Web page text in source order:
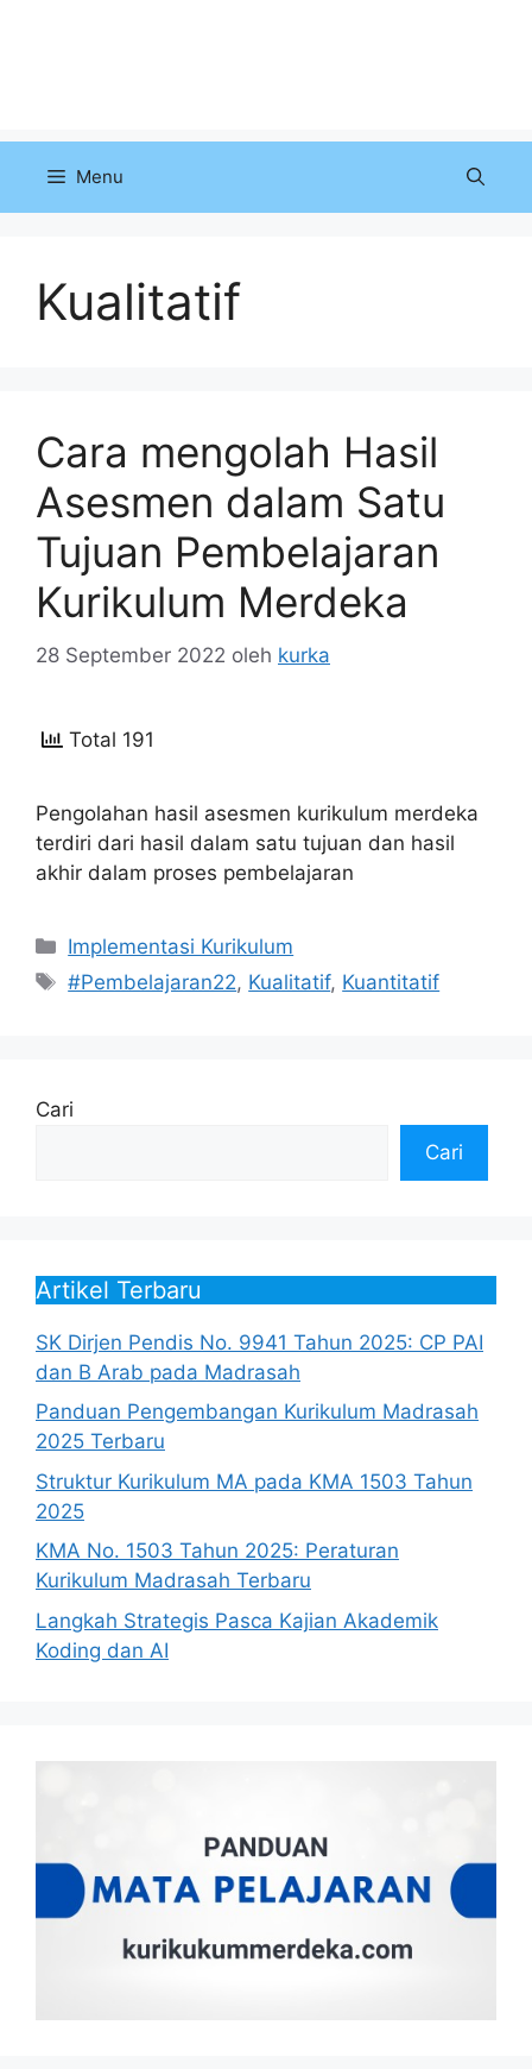
Menu
Kualitatif
Cara mengolah Hasil
Asesmen dalam Satu
Tujuan Pembelajaran
Kurikulum Merdeka
28 September 2022 oleh kurka
Total 191
Pengolahan hasil asesmen kurikulum merdeka
terdiri dari hasil dalam satu tujuan dan hasil
akhir dalam proses pembelajaran
Kategori
Implementasi Kurikulum
Tag
#Pembelajaran22, Kualitatif, Kuantitatif
Cari
Cari
Artikel Terbaru
SK Dirjen Pendis No. 9941 Tahun 2025: CP PAI
dan B Arab pada Madrasah
Panduan Pengembangan Kurikulum Madrasah
2025 Terbaru
Struktur Kurikulum MA pada KMA 1503 Tahun
2025
KMA No. 1503 Tahun 2025: Peraturan
Kurikulum Madrasah Terbaru
Langkah Strategis Pasca Kajian Akademik
Koding dan AI